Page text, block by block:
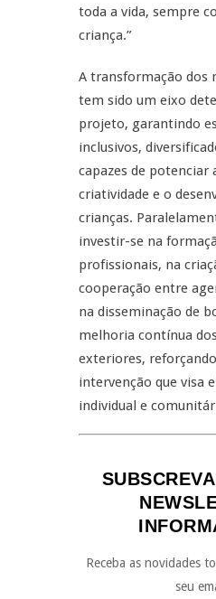
toda a vida, sempre
criança.”
A transformação dos
tem sido um eixo
projeto, garantindo
inclusivos,
capazes de potenciar
criatividade e o
crianças.
investir-se na
profissionais, na
cooperação entre
na disseminação de
melhoria contínua
exteriores,
intervenção que visa
individual e
Receba as novidades
seu